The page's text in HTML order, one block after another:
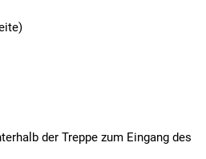
der Treppe zum Eingang des